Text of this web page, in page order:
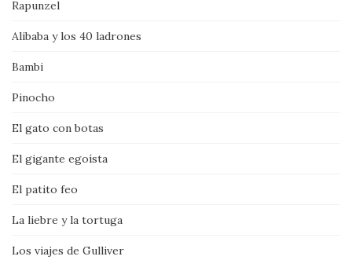
Rapunzel
Alibaba y los 40 ladrones
Bambi
Pinocho
El gato con botas
El gigante egoísta
El patito feo
La liebre y la tortuga
Los viajes de Gulliver